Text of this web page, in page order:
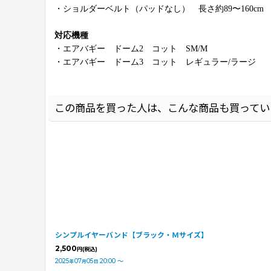
・ショルダーベルト（パッドなし） 長さ約89〜160cm
対応機種
・エアバギー ドーム2 コット SM/M
・エアバギー ドーム3 コット レギュラー/ラージ
この商品を買った人は、こんな商品も買って
シンプルイヤーバンド【ブラック・Ｍサイズ】
2,500円(税込)
2025年07月05 日 20:00 ～